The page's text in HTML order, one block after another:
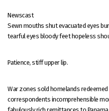
Newscast
Sewn mouths shut evacuated eyes
tearful eyes bloody feet hopeless
Patience, stiff upper lip.
War zones sold homelands
correspondents incomprehensible
fabulously rich remittances to